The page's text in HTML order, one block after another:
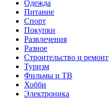
Одежда
Питание
Спорт
Покупки
Развлечения
Разное
Строительство и ремонт
Туризм
Фильмы и ТВ
Хобби
Электроника